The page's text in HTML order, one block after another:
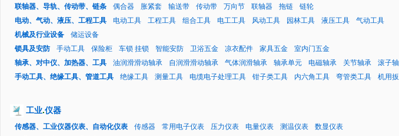
联轴器、导轨、传动带、链条
偶合器 胀紧套 输送带 传动带 万向节 联轴器 拖链
链轮
电动、气动、液压、工程工具
电动工具 工程工具 组合工具 电工工具 风动工具 园林工具 液压工具
气动工具
机械及行业设备
储运设备
锁具及安防
手动工具 保险柜 车锁 挂锁 智能安防 卫浴五金 凉衣配件 家具五金
室内门五金
轴承、对中仪、加热器、工具
油润滑滑动轴承 自润滑滑动轴承 气体润滑轴承 轴承单元 电磁轴承 关节轴承 滚子
手动工具、绝缘工具、管道工具
绝缘工具 测量工具 电缆电子处理工具 钳子类工具 内六角工具 弯管类工具 机用
工业.仪器
传感器、工业仪器仪表、自动化仪表 传感器 常用电子仪表 压力仪表 电量仪表 测温仪表
数显仪表